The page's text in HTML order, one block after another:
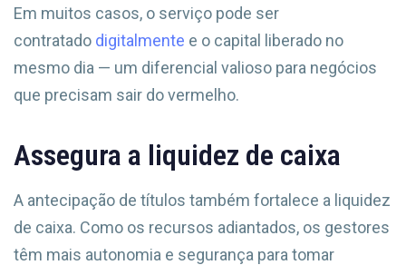
Em muitos casos, o serviço pode ser
contratado digitalmente e o capital liberado no
mesmo dia — um diferencial valioso para negócios
que precisam sair do vermelho.
Assegura a liquidez de caixa
A antecipação de títulos também fortalece a liquidez
de caixa. Como os recursos adiantados, os gestores
têm mais autonomia e segurança para tomar